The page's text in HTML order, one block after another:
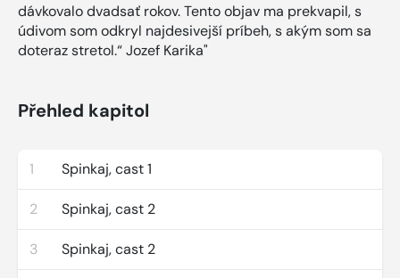
dávkovalo dvadsať rokov. Tento objav ma prekvapil, s
údivom som odkryl najdesivejší príbeh, s akým som sa
doteraz stretol.“ Jozef Karika"
Přehled kapitol
1 Spinkaj, cast 1
2 Spinkaj, cast 2
3 Spinkaj, cast 2